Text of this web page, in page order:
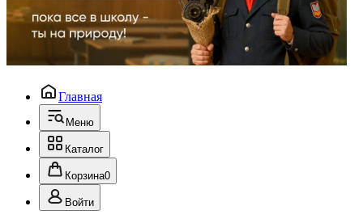
Главная
Меню
Каталог
Корзина0
Войти